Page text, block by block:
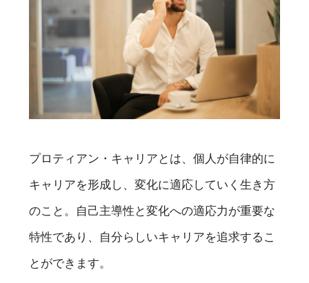
プロティアン・キャリアとは、個人が自律的に
キャリアを形成し、変化に適応していく生き方
のこと。自己主導性と変化への適応力が重要な
特性であり、自分らしいキャリアを追求するこ
とができます。